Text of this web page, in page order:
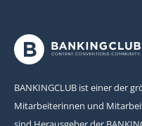
BANKINGCLUB ist einer der
Mitarbeiterinnen und